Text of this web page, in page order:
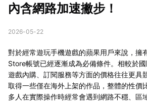
內含網路加速撇步！
2026-05-22
對於經常遊玩手機遊戲的蘋果用戶來說，擁
Store帳號已經逐漸成為必備條件。相較於
遊戲內購、訂閱服務等方面的價格往往更具
取得一些僅在海外上架的作品，整體的性價
多人在實際操作時經常會遇到網路不穩、區